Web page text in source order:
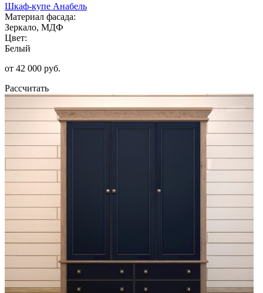
Шкаф-купе Анабель
Материал фасада:
Зеркало, МДФ
Цвет:
Белый
от 42 000 руб.
Рассчитать